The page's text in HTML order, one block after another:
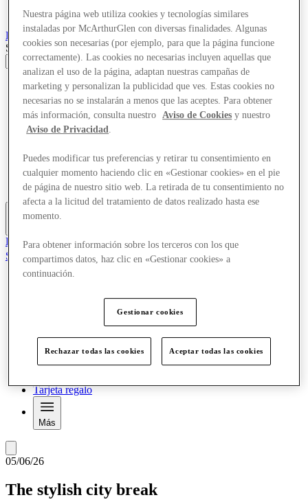
París-GivernyDesigner Outlet
Search input
Tiendas
Ofertas
Eventos
Planifica tu visita
Restaurantes
Turismo
Búsqueda de empleo
Tarjeta regalo
El Club
Salvado
Planifica tu visita
Restaurantes
Servicios
Turismo
Tarjeta regalo
Más
05/06/26
The stylish city break
Nuestra página web utiliza cookies y tecnologías similares
instaladas por McArthurGlen con diversas finalidades. Algunas
cookies son necesarias (por ejemplo, para que la página funcione
correctamente). Las cookies no necesarias incluyen aquellas que
analizan el uso de la página, adaptan nuestras campañas de
marketing y personalizan la publicidad que ves. Estas cookies no
necesarias no se instalarán a menos que las aceptes. Para obtener
más información, consulta nuestro
Aviso de Cookies y nuestro
Aviso de Privacidad.
Puedes modificar tus preferencias y retirar tu consentimiento en
cualquier momento haciendo clic en «Gestionar cookies» en el pie
de página de nuestro sitio web. La retirada de tu consentimiento no
afecta a la licitud del tratamiento de datos realizado hasta ese
momento.
Para obtener información sobre los terceros con los que
compartimos datos, haz clic en «Gestionar cookies» a
continuación.
Gestionar cookies
Rechazar todas las cookies Aceptar todas las cookies